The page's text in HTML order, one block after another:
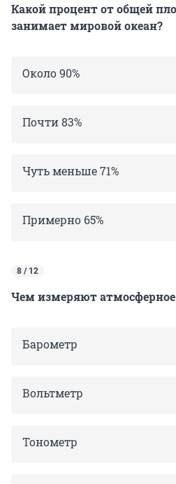
Какой процент от общей
занимает мировой океан?
Около 90%
Почти 83%
Чуть меньше 71%
Примерно 65%
8 / 12
Чем измеряют атмосферное
Барометр
Вольтметр
Тонометр